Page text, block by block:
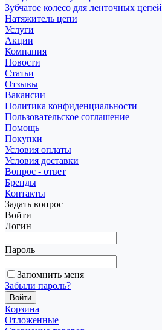
Зубчатое колесо для ленточных цепей
Натяжитель цепи
Услуги
Акции
Компания
Новости
Статьи
Отзывы
Вакансии
Политика конфиденциальности
Пользовательское соглашение
Помощь
Покупки
Условия оплаты
Условия доставки
Вопрос - ответ
Бренды
Контакты
Задать вопрос
Войти
Логин
Пароль
Запомнить меня
Забыли пароль?
Корзина
Отложенные